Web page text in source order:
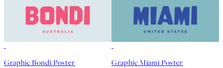
Graphic Bondi Poster Graphic Miami Poster